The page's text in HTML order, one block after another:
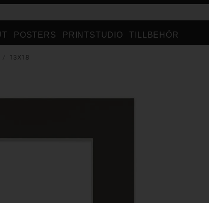
POSTERS PRINTSTUDIO TILLBEHÖR
13X18